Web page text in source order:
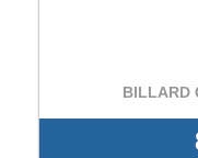
BILLARD